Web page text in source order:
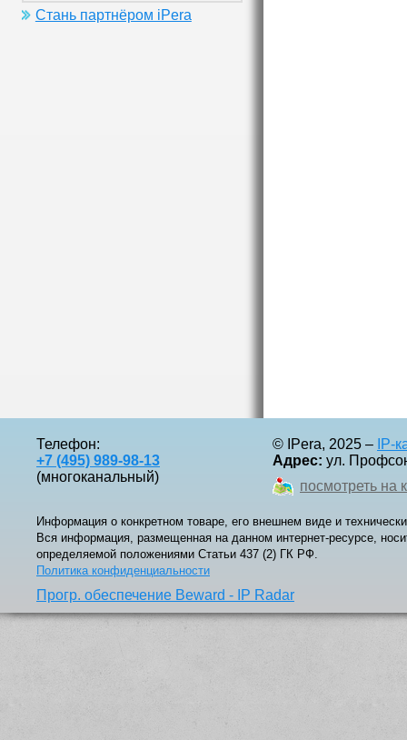
Стань партнёром iPera
Телефон:
+7 (495) 989-98-13
(многоканальный)
© IPera, 2025 – IP-
Адрес: ул.
посмотреть на
Информация о конкретном товаре, его внешнем виде и
Вся информация, размещенная на данном интернет-ресурсе,
определяемой положениями Статьи 437 (2) ГК РФ.
Политика конфиденциальности
Прогр. обеспечение Beward - IP Radar